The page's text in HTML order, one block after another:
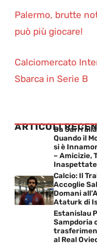
Palermo, brutte
può più giocare!
Calciomercato
Sbarca in Serie B
ARTICOLIDa Sarri
Quando il
si è
– Amicizie,
Inaspettate
Calcio: Il
Accoglie
Domani
Ataturk di
Estanislau
Sampdoria
al Real